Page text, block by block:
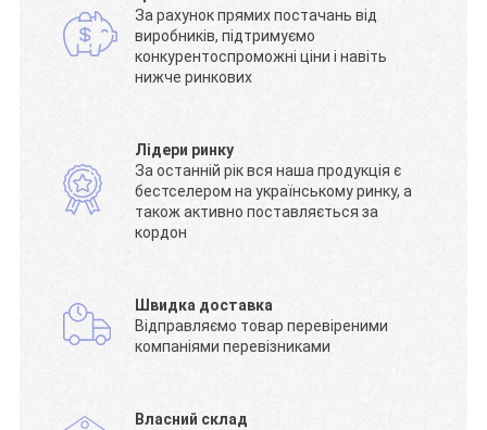
За рахунок прямих постачань від
виробників, підтримуємо
конкурентоспроможні ціни і навіть
нижче ринкових
Лідери ринку
За останній рік вся наша продукція є
бестселером на українському ринку, а
також активно поставляється за
кордон
Швидка доставка
Відправляємо товар перевіреними
компаніями перевізниками
Власний склад